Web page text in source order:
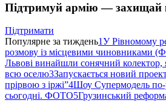
Підтримуй армію — захищай
Підтримати
Популярне за тиждень1У Рівномому
розмову із місцевими
Львові винайшли сонячний колектор,
всю оселю3Запускається новий
прірвою з іржі”4Шоу Супермодель по-
сьогодні. ФОТО5Грузинський